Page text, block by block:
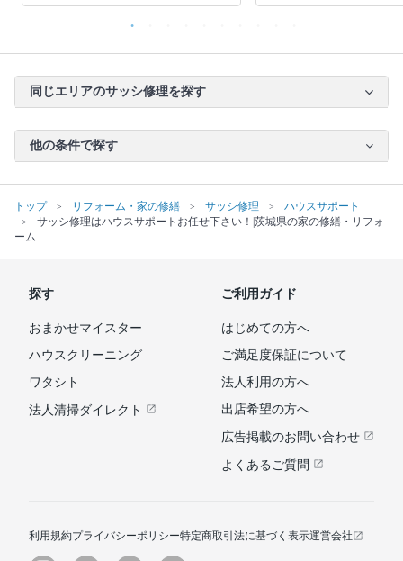
同じエリアのサッシ修理を探す
他の条件で探す
トップ リフォーム・家の修繕 サッシ修理
ハウスサポート
サッシ修理はハウスサポートお任せ下さい！|茨城県の家の修繕・リフォ
ーム
探す
おまかせマイスター
ハウスクリーニング
ワタシト
法人清掃ダイレクト
ご利用ガイド
はじめての方へ
ご満足度保証について
法人利用の方へ
出店希望の方へ
広告掲載のお問い合わせ
よくあるご質問
利用規約プライバシーポリシー特定商取引法に基づく表示運営会社